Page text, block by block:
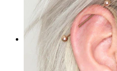
Valentina Geverifieerde
Vertaald door AI Toon